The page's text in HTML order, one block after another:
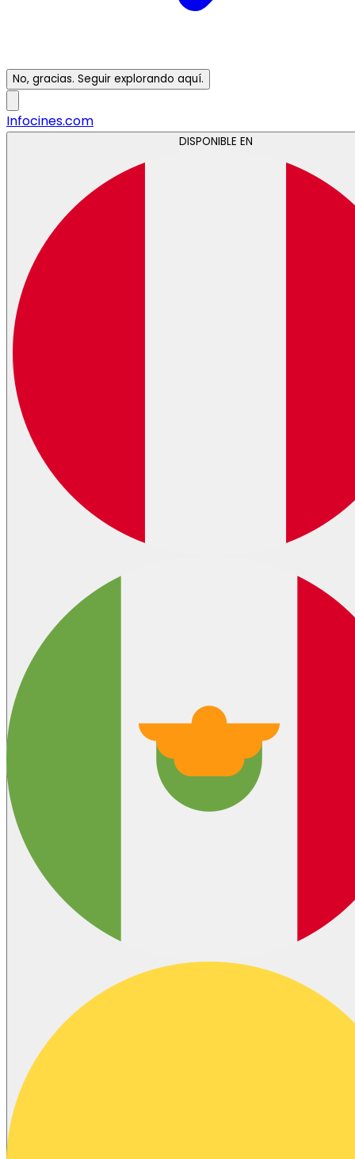
No, gracias. Seguir explorando aquí.
Infocines.com
DISPONIBLE EN